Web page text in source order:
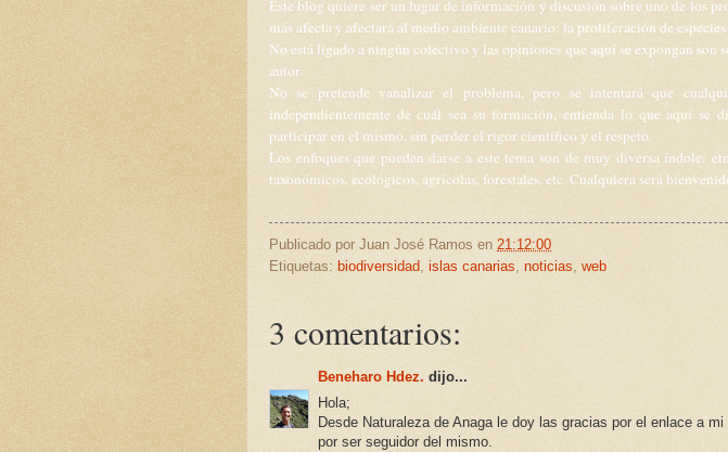
Este blog quiere ser un lugar de información y discusión sobre uno de los
más afecta y afectará al medio ambiente canario: la proliferación de
No está ligado a ningún colectivo y las opiniones que aquí se expongan son
autor.
No se pretende vanalizar el problema, pero se intentará que
independientemente de cuál sea su formación, entienda lo que aquí se
participar en el mismo, sin perder el rigor científico y el respeto.
Los enfoques que pueden darse a este tema son de muy diversa índole:
taxonómicos, ecológicos, agrícolas, forestales, etc. Cualquiera será
Publicado por Juan José Ramos en 21:12:00
Etiquetas: biodiversidad islas canarias noticias web
3 comentarios:
Beneharo Hdez. dijo...
Hola;
Desde Naturaleza de Anaga le doy las gracias por el enlace a mi
por ser seguidor del mismo.